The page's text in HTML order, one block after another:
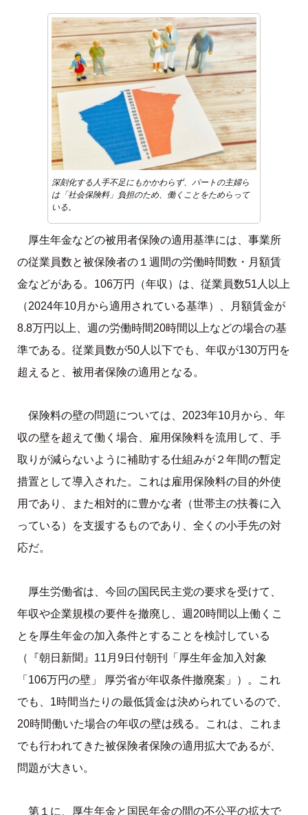
深刻化する人手不足にもかかわらず、パートの主婦ら
は「社会保険料」負担のため、働くことをためらって
いる。
厚生年金などの被用者保険の適用基準には、事業所
の従業員数と被保険者の１週間の労働時間数・月額賃
金などがある。106万円（年収）は、従業員数51人以上
（2024年10月から適用されている基準）、月額賃金が
8.8万円以上、週の労働時間20時間以上などの場合の基
準である。従業員数が50人以下でも、年収が130万円を
超えると、被用者保険の適用となる。
保険料の壁の問題については、2023年10月から、年
収の壁を超えて働く場合、雇用保険料を流用して、手
取りが減らないように補助する仕組みが２年間の暫定
措置として導入された。これは雇用保険料の目的外使
用であり、また相対的に豊かな者（世帯主の扶養に入
っている）を支援するものであり、全くの小手先の対
応だ。
厚生労働省は、今回の国民民主党の要求を受けて、
年収や企業規模の要件を撤廃し、週20時間以上働くこ
とを厚生年金の加入条件とすることを検討している
（『朝日新聞』11月9日付朝刊「厚生年金加入対象
「106万円の壁」 厚労省が年収条件撤廃案」）。これ
でも、1時間当たりの最低賃金は決められているので、
20時間働いた場合の年収の壁は残る。これは、これま
でも行われてきた被保険者保険の適用拡大であるが、
問題が大きい。
第１に、厚生年金と国民年金の間の不公平の拡大で